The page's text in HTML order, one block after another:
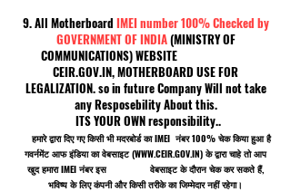
9. All Motherboard IMEI number 100% Checked by
GOVERNMENT OF INDIA(MINISTRY OF
COMMUNICATIONS) WEBSITE
CEIR.GOV.IN, MOTHERBOARD USE FOR
LEGALIZATION. so in future Company Will not take
any Resposebility About this.
ITS YOUR OWN responsibility..
हमारे द्वारा दिए गए किसी भी मदरबोर्ड का IMEI नंबर 100% चेक किया हुआ है
गवर्नमेंट आफ इंडिया का वेबसाइट (WWW.CEIR.GOV.IN) के द्वारा चाहे तो आप
खुद हमारा IMEI नंबर इस वेबसाइट के दौरान चेक कर सकते हैं,
भविष्य के लिए कंपनी और किसी तरीके का जिम्मेदार नहीं रहेगा।